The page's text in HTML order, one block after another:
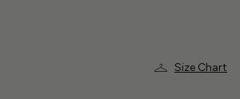
Size Chart